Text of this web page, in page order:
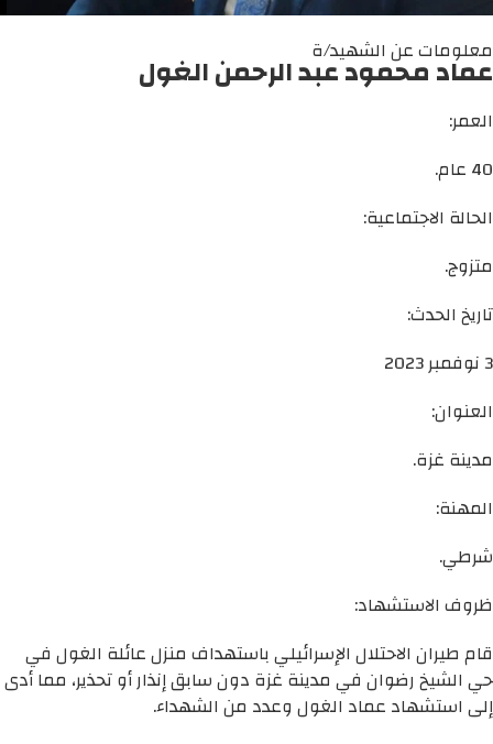
معلومات عن الشهيد/ة
عماد محمود عبد الرحمن الغول
العمر:
40 عام.
الحالة الاجتماعية:
متزوج.
تاريخ الحدث:
3 نوفمبر 2023
العنوان:
مدينة غزة.
المهنة:
شرطي.
ظروف الاستشهاد:
قام طيران الاحتلال الإسرائيلي باستهداف منزل عائلة الغول في
حي الشيخ رضوان في مدينة غزة دون سابق إنذار أو تحذير، مما أدى
إلى استشهاد عماد الغول وعدد من الشهداء.